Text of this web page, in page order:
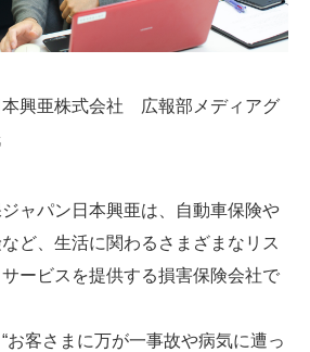
本興亜株式会社 広報部メディアグ
ジャパン日本興亜は、自動車保険や
ど、生活に関わるさまざまなリス
ービスを提供する損害保険会社で
お客さまに万が一事故や病気に遭っ